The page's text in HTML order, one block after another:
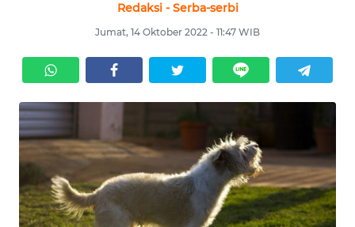
Redaksi - Serba-serbi
Jumat, 14 Oktober 2022 - 11:47 WIB
KRIMINAL
EKUIN
SAINS-TEKNO
KESEHATAN